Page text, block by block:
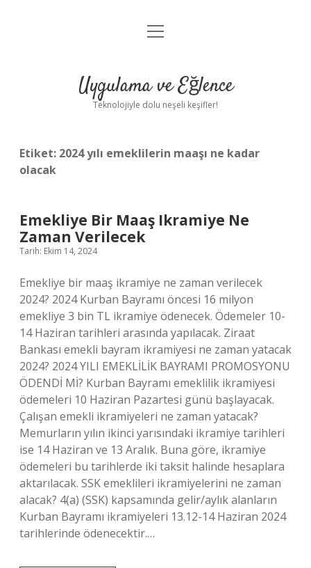
Anasayfa
Yasal Uyarı
menüyü
Uygulama ve Eğlence
Teknolojiyle dolu neşeli keşifler!
Etiket: 2024 yılı emeklilerin maaşı ne kadar
olacak
Emekliye Bir Maaş Ikramiye Ne
Zaman Verilecek
Tarih: Ekim 14, 2024
Emekliye bir maaş ikramiye ne zaman verilecek
2024? 2024 Kurban Bayramı öncesi 16 milyon
emekliye 3 bin TL ikramiye ödenecek. Ödemeler 10-
14 Haziran tarihleri ​​arasında yapılacak. Ziraat
Bankası emekli bayram ikramiyesi ne zaman yatacak
2024? 2024 YILI EMEKLİLİK BAYRAMI PROMOSYONU
ÖDENDİ Mİ? Kurban Bayramı emeklilik ikramiyesi
ödemeleri 10 Haziran Pazartesi günü başlayacak.
Çalışan emekli ikramiyeleri ne zaman yatacak?
Memurların yılın ikinci yarısındaki ikramiye tarihleri ​​
ise 14 Haziran ve 13 Aralık. Buna göre, ikramiye
ödemeleri bu tarihlerde iki taksit halinde hesaplara
aktarılacak. SSK emeklileri ikramiyelerini ne zaman
alacak? 4(a) (SSK) kapsamında gelir/aylık alanların
Kurban Bayramı ikramiyeleri 13.12-14 Haziran 2024
tarihlerinde ödenecektir.…